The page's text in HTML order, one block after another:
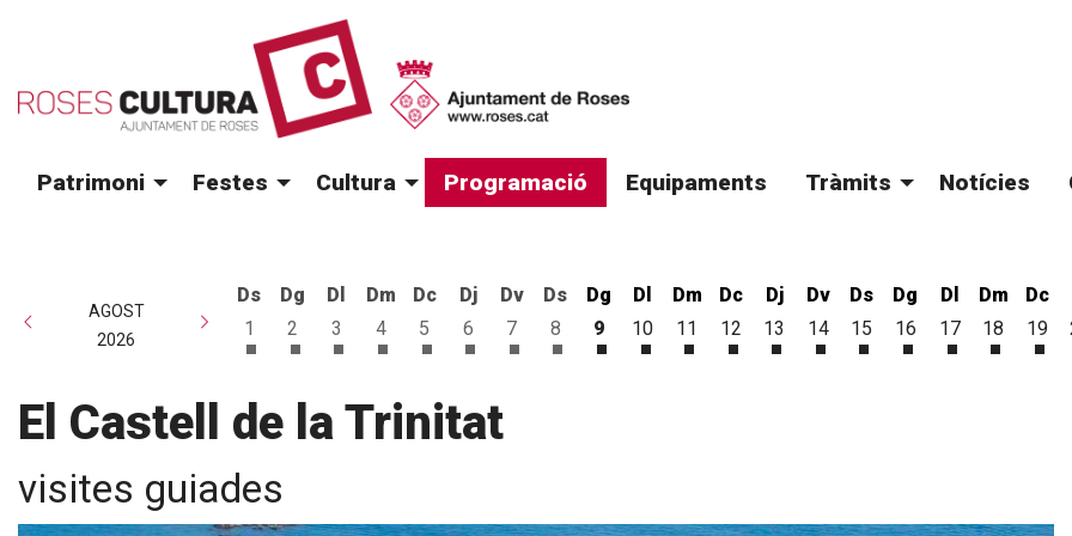
Patrimoni Festes Cultura Programació Equipaments Tràmits Notícies
AGOST
2026
Ds
1
Dissabte 1 d'agost
Dg
2
Diumenge 2 d'agost
Dl
3
Dilluns 3 d'agost
Dm
4
Dimarts 4 d'agost
Dc
5
Dimecres 5 d'agost
Dj
6
Dijous 6 d'agost
Dv
7
Divendres 7 d'agost
Ds
8
Dissabte 8 d'agost
Dg
9
Diumenge 9 d'agost
Dl
10
Dilluns 10 d'agost
Dm
11
Dimarts 11 d'agost
Dc
12
Dimecres 12 d'agost
Dj
13
Dijous 13 d'agost
Dv
14
Divendres 14 d'agost
Ds
15
Dissabte 15 d'agost
Dg
16
Diumenge 16
Dl
17
Dilluns 17
Dm
18
Dimarts
Dc
19
El Castell de la Trinitat
visites guiades